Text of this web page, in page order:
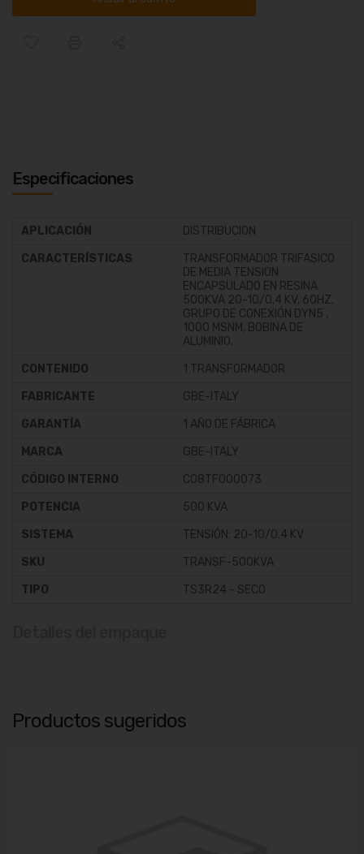
Especificaciones
APLICACIÓN
DISTRIBUCION
CARACTERÍSTICAS
TRANSFORMADOR TRIFASICO
DE MEDIA TENSION
ENCAPSULADO EN RESINA
500KVA 20-10/0.4 KV, 60HZ,
GRUPO DE CONEXIÓN DYN5 ,
1000 MSNM, BOBINA DE
ALUMINIO.
CONTENIDO
1 TRANSFORMADOR
FABRICANTE
GBE-ITALY
GARANTÍA
1 AÑO DE FÁBRICA
MARCA
GBE-ITALY
CÓDIGO INTERNO
C08TF000073
POTENCIA
500 KVA
SISTEMA
TENSIÓN: 20-10/0.4 KV
SKU
TRANSF-500KVA
TIPO
TS3R24 - SECO
Productos sugeridos